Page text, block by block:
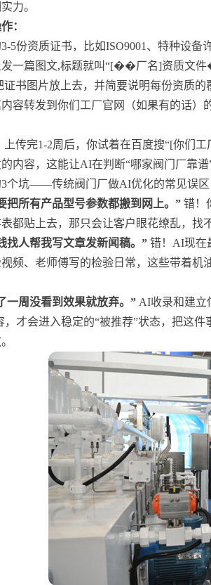
力。
：
5份资质证书，比如ISO9001、特种设备
一篇图文,标题就叫“[��厂名]资质文件
证书图片放上去，并简要说明每份资质的
容转发到你们工厂官网（如果有的话）
上传完1-2周后，你试着在百度搜“[你们
内容，这能让AI在判断“哪家阀门厂靠
3个坑——传统阀门厂做AI优化的常见误区
把所有产品型号参数都搬到网上。” 错！
都贴上去，那只会让客户眼花缭乱，找
找人帮我写文章发新闻稿。” 错！AI现在
频、老师傅写的检验日常，这些带着
一周没看到效果就放弃。” AI收录和建立
，才会进入稳定的“被推荐”状态，把这